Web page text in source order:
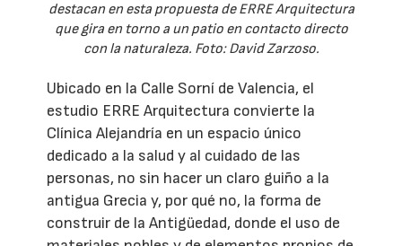
destacan en esta propuesta de ERRE Arquitectura
que gira en torno a un patio en contacto directo
con la naturaleza. Foto: David Zarzoso.
Ubicado en la Calle Sorní de Valencia, el
estudio ERRE Arquitectura convierte la
Clínica Alejandría en un espacio único
dedicado a la salud y al cuidado de las
personas, no sin hacer un claro guiño a la
antigua Grecia y, por qué no, la forma de
construir de la Antigüedad, donde el uso de